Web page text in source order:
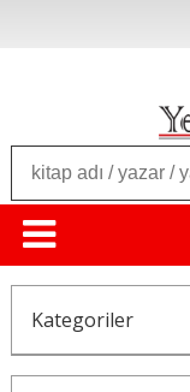
Kategoriler